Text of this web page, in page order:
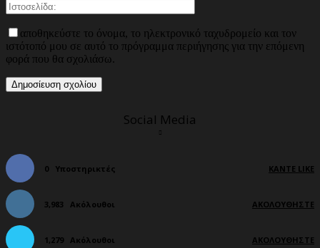
αποθηκεύστε το όνομα, το ηλεκτρονικό ταχυδρομείο και τον
ιστότοπό μου σε αυτό το πρόγραμμα περιήγησης για την επόμενη
φορά που θα σχολιάσω.
Social Media
0 Υποστηρικτές ΚΆΝΤΕ LIKE
3,983 Ακόλουθοι ΑΚΟΛΟΥΘΉΣΤΕ
1,279 Ακόλουθοι ΑΚΟΛΟΥΘΉΣΤΕ